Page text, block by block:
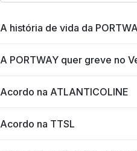
A história de vida da
A PORTWAY quer greve no
Acordo na ATLANTICOLINE
Acordo na TTSL